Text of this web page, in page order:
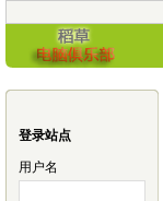
登录站点
用户名